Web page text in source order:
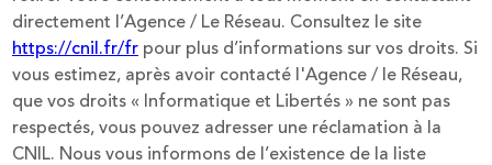
directement l’Agence / Le Réseau. Consultez le site
https://cnil.fr/fr pour plus d’informations sur vos droits. Si
vous estimez, après avoir contacté l'Agence / le Réseau,
que vos droits « Informatique et Libertés » ne sont pas
respectés, vous pouvez adresser une réclamation à la
CNIL. Nous vous informons de l’existence de la liste